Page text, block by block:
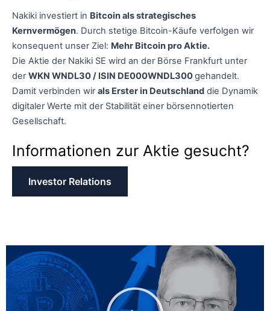
Nakiki investiert in Bitcoin als strategisches
Kernvermögen. Durch stetige Bitcoin-Käufe verfolgen wir
konsequent unser Ziel: Mehr Bitcoin pro Aktie.
Die Aktie der Nakiki SE wird an der Börse Frankfurt unter
der WKN WNDL30 / ISIN DE000WNDL300gehandelt.
Damit verbinden wir als Erster in Deutschland die Dynamik
digitaler Werte mit der Stabilität einer börsennotierten
Gesellschaft.
Informationen zur Aktie gesucht?
Investor Relations